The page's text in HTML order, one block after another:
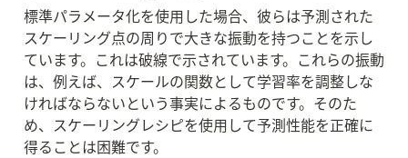
標準パラメータ化を使用した場合、彼らは予測された
スケーリング点の周りで大きな振動を持つことを示し
ています。これは破線で示されています。これらの振動
は、例えば、スケールの関数として学習率を調整しな
ければならないという事実によるものです。そのた
め、スケーリングレシピを使用して予測性能を正確に
得ることは困難です。